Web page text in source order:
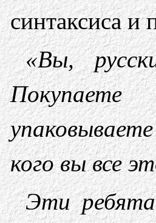
синтаксиса и
«Вы,
кого вы все
Эти